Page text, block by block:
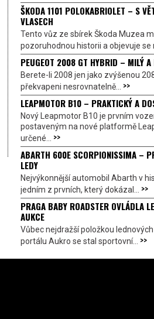
ŠKODA 1101 POLOKABRIOLET – S
VLASECH
Tento vůz ze sbírek Škoda Muzea
pozoruhodnou historii a objevuje se
PEUGEOT 2008 GT HYBRID – MILÝ A
Berete-li 2008 jen jako zvýšenou
překvapeni nesrovnatelně... >>
LEAPMOTOR B10 – PRAKTICKÝ A
Nový Leapmotor B10 je prvním
postaveným na nové platformě
určené... >>
ABARTH 600E SCORPIONISSIMA –
LEDY
Nejvýkonnější automobil Abarth v
jedním z prvních, který dokázal... >>
PRAGA BABY ROADSTER OVLÁDLA
AUKCE
Vůbec nejdražší položkou
portálu Aukro se stal sportovní... >>